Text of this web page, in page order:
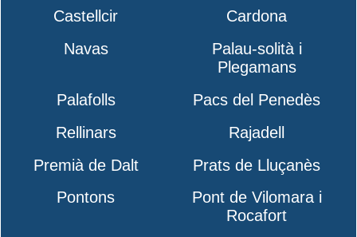
Castellcir
Cardona
Navas
Palau-solità i
Plegamans
Palafolls
Pacs del Penedès
Rellinars
Rajadell
Premià de Dalt
Prats de Lluçanès
Pontons
Pont de Vilomara i
Rocafort